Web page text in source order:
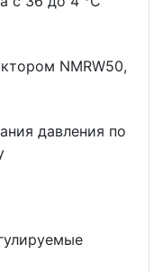
NMRW50,
давления по